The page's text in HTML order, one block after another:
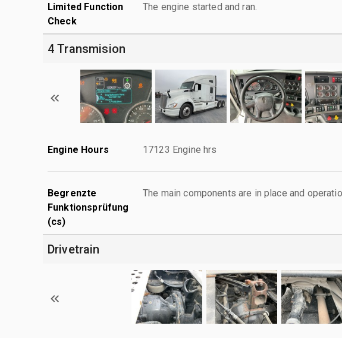
Limited Function
Check
The engine started and ran.
4 Transmision
Engine Hours 17123 Engine hrs
Begrenzte
Funktionsprüfung
(cs)
The main components are in place and
Drivetrain